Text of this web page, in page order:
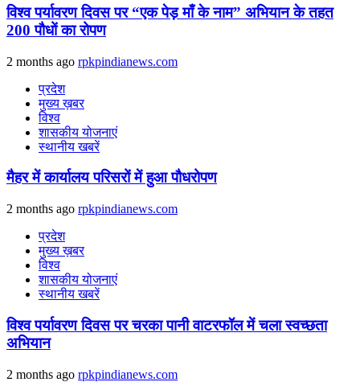
विश्व पर्यावरण दिवस पर “एक पेड़ माँ के नाम” अभियान के तहत
200 पौधों का रोपण
2 months ago rpkpindianews.com
प्रदेश
मुख्य ख़बर
विश्व
शासकीय योजनाएं
स्थानीय खबरें
मैहर में कार्यालय परिसरों में हुआ पौधरोपण
2 months ago rpkpindianews.com
प्रदेश
मुख्य ख़बर
विश्व
शासकीय योजनाएं
स्थानीय खबरें
विश्व पर्यावरण दिवस पर चरका पानी वाटरफॉल में चला स्वच्छता
अभियान
2 months ago rpkpindianews.com